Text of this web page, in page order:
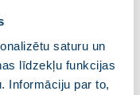
saturu un
līdzekļu funkcijas
Informāciju par to,
mums
Latvijas
alianse, ieskaitot
spēkus,